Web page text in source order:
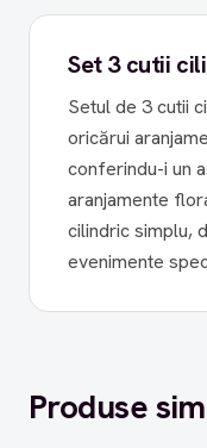
Set 3 cutii
Setul de 3 cutii
oricărui
conferindu-i un
aranjamente
cilindric simplu,
evenimente
Produse